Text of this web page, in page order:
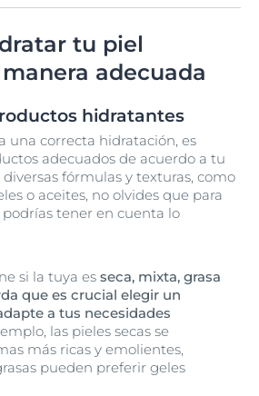
tu piel
adecuada
hidratantes
una correcta hidratación, es
adecuados de acuerdo a tu
fórmulas y texturas, como
o aceites, no olvides que para
tener en cuenta lo
si la tuya es seca, mixta, grasa
que es crucial elegir un
a tus necesidades
las pieles secas se
más ricas y emolientes,
pueden preferir geles